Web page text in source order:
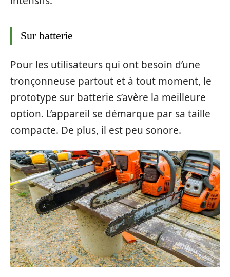
Sur batterie
Pour les utilisateurs qui ont besoin d’une
tronçonneuse partout et à tout moment, le
prototype sur batterie s’avère la meilleure
option. L’appareil se démarque par sa taille
compacte. De plus, il est peu sonore.